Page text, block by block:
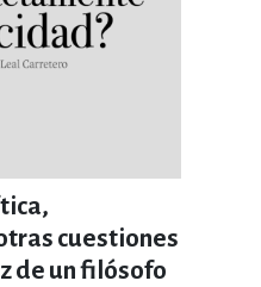
cuestiones
de un filósofo